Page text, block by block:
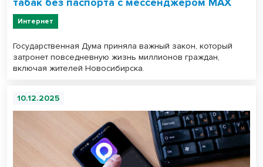
Интернет
Государственная Дума приняла важный закон, который
затронет повседневную жизнь миллионов граждан,
включая жителей Новосибирска.
10.12.2025